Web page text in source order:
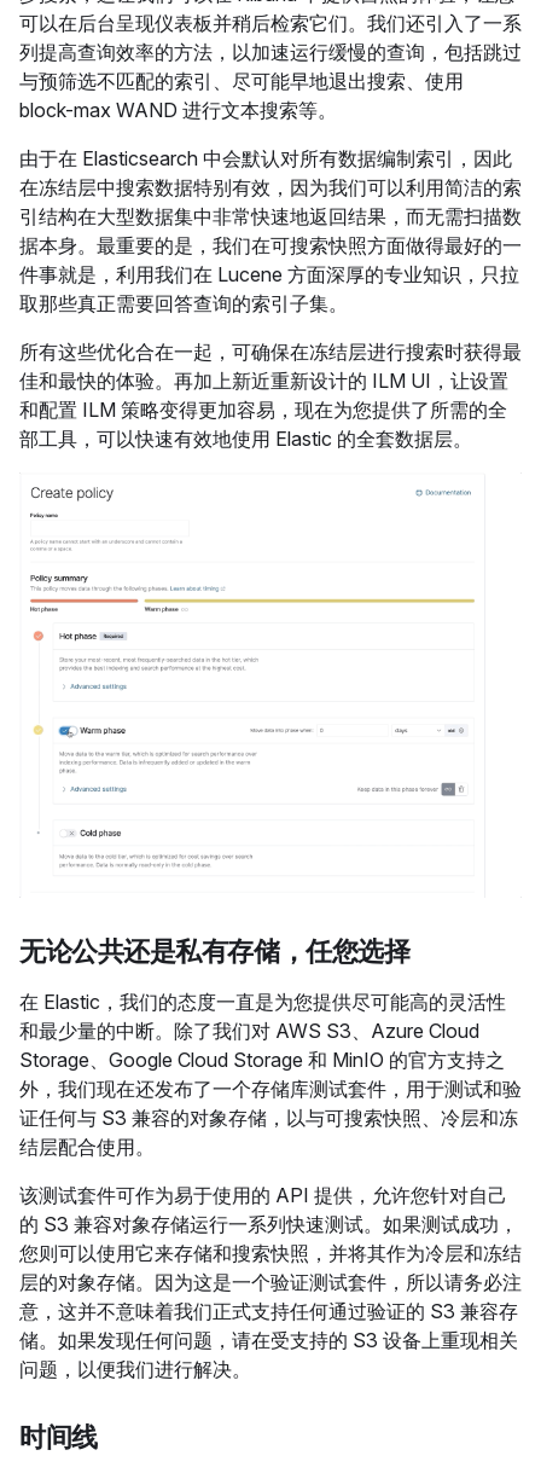
可以在后台呈现仪表板并稍后检索它们。我们还引入了一系
列提高查询效率的方法，以加速运行缓慢的查询，包括跳过
与预筛选不匹配的索引、尽可能早地退出搜索、使用
block-max WAND 进行文本搜索等。
由于在 Elasticsearch 中会默认对所有数据编制索引，因此
在冻结层中搜索数据特别有效，因为我们可以利用简洁的索
引结构在大型数据集中非常快速地返回结果，而无需扫描数
据本身。最重要的是，我们在可搜索快照方面做得最好的一
件事就是，利用我们在 Lucene 方面深厚的专业知识，只拉
取那些真正需要回答查询的索引子集。
所有这些优化合在一起，可确保在冻结层进行搜索时获得最
佳和最快的体验。再加上新近重新设计的 ILM UI，让设置
和配置 ILM 策略变得更加容易，现在为您提供了所需的全
部工具，可以快速有效地使用 Elastic 的全套数据层。
无论公共还是私有存储，任您选择
在 Elastic，我们的态度一直是为您提供尽可能高的灵活性
和最少量的中断。除了我们对 AWS S3、Azure Cloud
Storage、Google Cloud Storage 和 MinIO 的官方支持之
外，我们现在还发布了一个存储库测试套件，用于测试和验
证任何与 S3 兼容的对象存储，以与可搜索快照、冷层和冻
结层配合使用。
该测试套件可作为易于使用的 API 提供，允许您针对自己
的 S3 兼容对象存储运行一系列快速测试。如果测试成功，
您则可以使用它来存储和搜索快照，并将其作为冷层和冻结
层的对象存储。因为这是一个验证测试套件，所以请务必注
意，这并不意味着我们正式支持任何通过验证的 S3 兼容存
储。如果发现任何问题，请在受支持的 S3 设备上重现相关
问题，以便我们进行解决。
时间线